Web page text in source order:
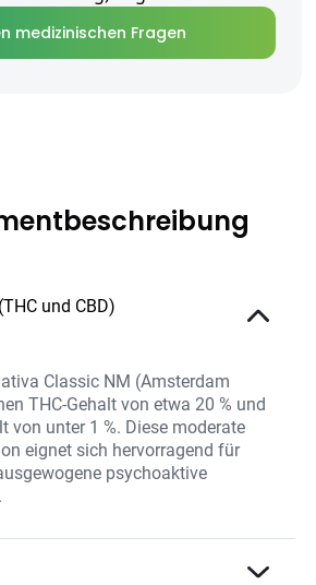
medizinischen Fragen
und CBD)
Classic NM (Amsterdam
THC-Gehalt von etwa 20 % und
von unter 1 %. Diese moderate
eignet sich hervorragend für
psychoaktive